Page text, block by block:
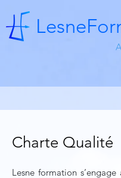
Charte Qualité
Lesne formation